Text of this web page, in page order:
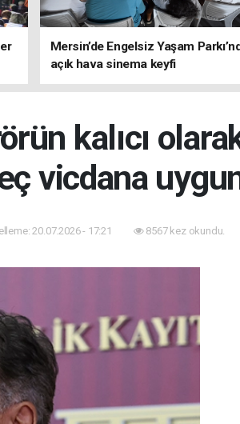
Mersin’de Engelsiz Yaşam
açık hava sinema keyfi
kalıcı
vicdana
20.07.2026 - 17:21 8567 kez okundu.